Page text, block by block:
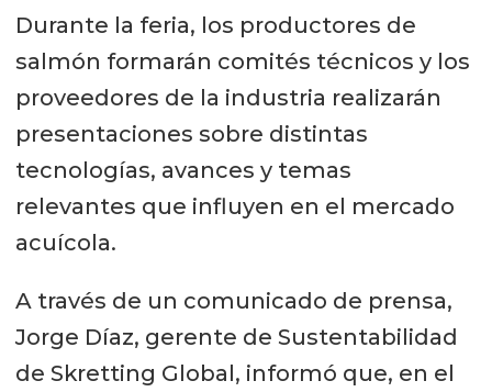
Durante la feria, los productores de
salmón formarán comités técnicos y los
proveedores de la industria realizarán
presentaciones sobre distintas
tecnologías, avances y temas
relevantes que influyen en el mercado
acuícola.
A través de un comunicado de prensa,
Jorge Díaz, gerente de Sustentabilidad
de Skretting Global, informó que, en el